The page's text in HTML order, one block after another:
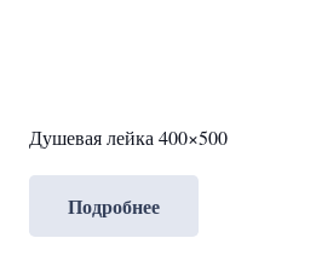
Душевая лейка 400×500
Подробнее